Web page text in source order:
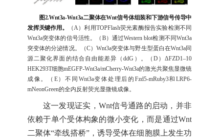
图2.Wnt3a-Wnt3a二聚体在Wnt信号体组装和下游信号传导中
发挥关键作用。
（A）利用TOPFlash荧光素酶报告实验检测不同
Wnt3a突变体的信号活性。（B）通过Western blot检测不同Wnt3a
突变体的分泌情况。（C）Wnt3a突变体与野生型蛋白在Wnt3a同
源二聚化界面的结合自由能差异（ddG）。（D）ΔFZD1–10
HEK293T细胞mEGFP-Wnt3a/mCherry-Wnt3a的激光共聚焦显微镜
成像。（E）不同Wnt3a变体处理后的Fzd5-mRuby3和LRP6-
mNeonGreen的全内反射荧光显微镜成像。
这一发现证实，Wnt信号通路的启动，并非
依赖于单个受体构象的微小变化，而是通过Wnt
二聚体“牵线搭桥”，诱导受体在细胞膜上发生功